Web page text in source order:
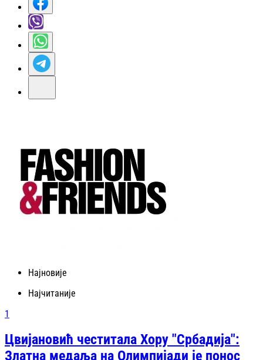
Најновије
Најчитаније
1
Цвијановић честитала Хору "Србадија":
Златна медаља на Олимпијади је понос